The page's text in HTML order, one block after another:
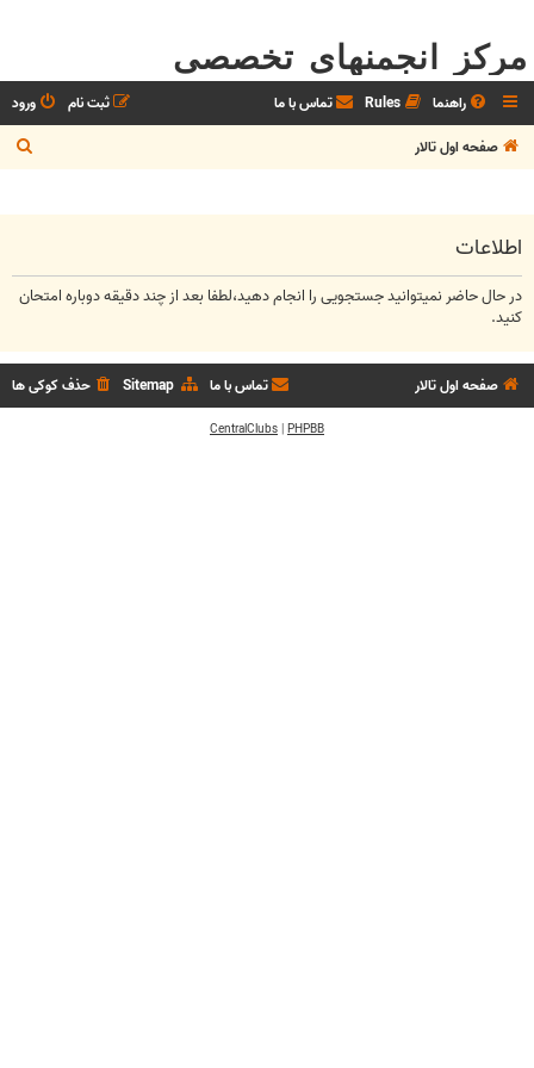
مرکز انجمنهای تخصصی
راهنما Rules تماس با ما ورود
ثبت نام
صفحه اول تالار
س
و
اطلاعات
در حال حاضر نمیتوانید جستجویی را انجام دهید،لطفا بعد از چند دقیقه دوباره امتحان
کنید.
صفحه اول تالار حذف کوکی ها Sitemap تماس با ما
PHPBB
|
CentralClubs